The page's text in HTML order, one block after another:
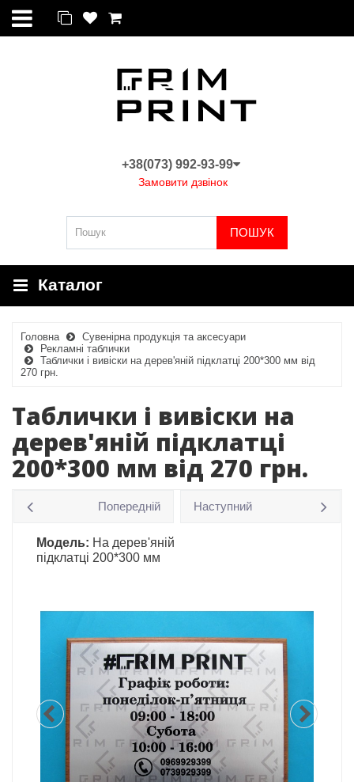
+38(073) 992-93-99
Замовити дзвінок
ПОШУК
Каталог
Головна
Сувенірна продукція та аксесуари
Рекламні таблички
Таблички і вивіски на дерев'яній підклатці 200*300 мм від
270 грн.
Таблички і вивіски на
дерев'яній підклатці
200*300 мм від 270 грн.
Попередній Наступний
Модель: На дерев'яній
підклатці 200*300 мм